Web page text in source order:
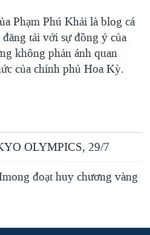
Phạm Phú Khải là blog cá
tải với sự đồng ý của
không phản ánh quan
của chính phủ Hoa Kỳ.
OLYMPICS, 29/7
đoạt huy chương vàng